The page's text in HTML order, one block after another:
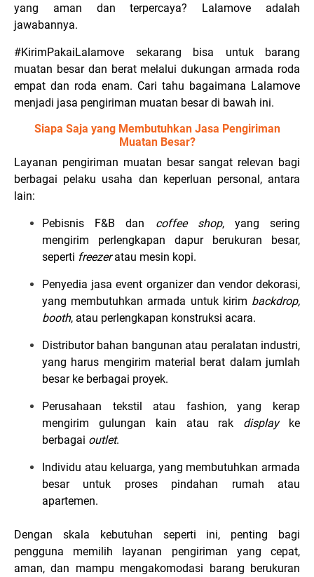
yang aman dan terpercaya? Lalamove adalah
jawabannya.
#KirimPakaiLalamove sekarang bisa untuk barang
muatan besar dan berat melalui dukungan armada roda
empat dan roda enam. Cari tahu bagaimana Lalamove
menjadi jasa pengiriman muatan besar di bawah ini.
Siapa Saja yang Membutuhkan Jasa Pengiriman
Muatan Besar?
Layanan pengiriman muatan besar sangat relevan bagi
berbagai pelaku usaha dan keperluan personal, antara
lain:
Pebisnis F&B dan coffee shop, yang sering
mengirim perlengkapan dapur berukuran besar,
seperti freezeratau mesin kopi.
Penyedia jasa event organizer dan vendor dekorasi,
yang membutuhkan armada untuk kirim backdrop,
booth, atau perlengkapan konstruksi acara.
Distributor bahan bangunan atau peralatan industri,
yang harus mengirim material berat dalam jumlah
besar ke berbagai proyek.
Perusahaan tekstil atau fashion, yang kerap
mengirim gulungan kain atau rak displayke
berbagai outlet.
Individu atau keluarga, yang membutuhkan armada
besar untuk proses pindahan rumah atau
apartemen.
Dengan skala kebutuhan seperti ini, penting bagi
pengguna memilih layanan pengiriman yang cepat,
aman, dan mampu mengakomodasi barang berukuran